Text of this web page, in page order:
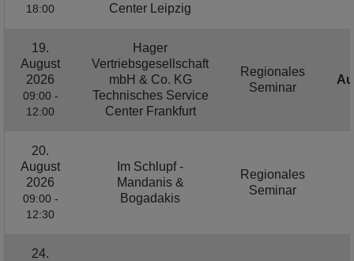
18:00
Center Leipzig
19.
August
2026
09:00 -
12:00
Hager
Vertriebsgesellschaft
mbH & Co. KG
Technisches Service
Center Frankfurt
Regionales
Seminar
20.
August
2026
09:00 -
12:30
Im Schlupf -
Mandanis &
Bogadakis
Regionales
Seminar
24.